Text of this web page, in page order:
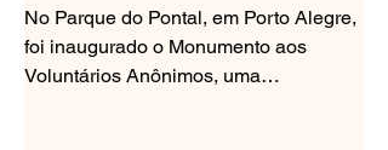
Porto Alegre
No Parque do Pontal, em Porto Alegre,
foi inaugurado o Monumento aos
Voluntários Anônimos, uma